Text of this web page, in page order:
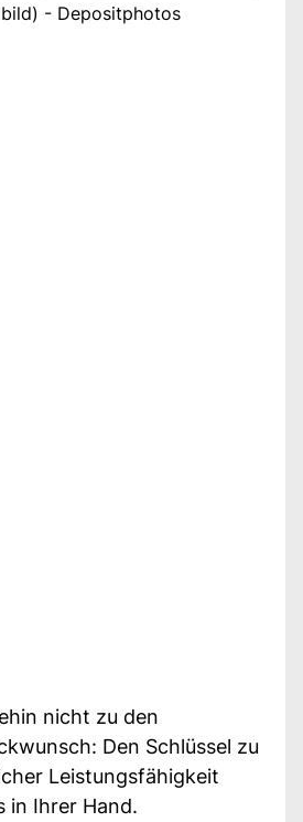
- Depositphotos
nicht zu den
Den Schlüssel zu
Leistungsfähigkeit
in Ihrer Hand.